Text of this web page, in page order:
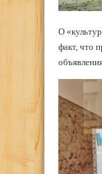
О
факт, что